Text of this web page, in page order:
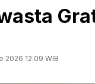
2026 12:09 WIB